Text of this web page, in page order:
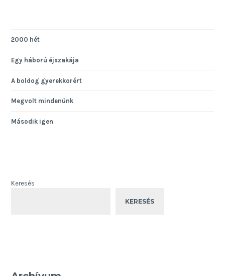
2000 hét
Egy háború éjszakája
A boldog gyerekkorért
Megvolt mindenünk
Második igen
Keresés
KERESÉS